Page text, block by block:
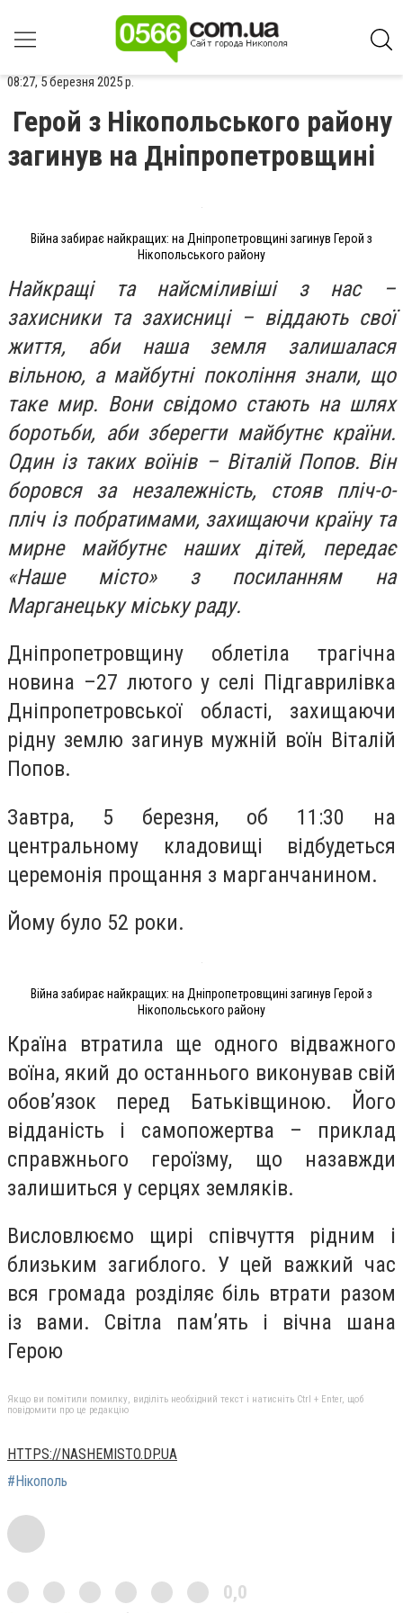
08:27, 5 березня 2025 р.
Герой з Нікопольського району
загинув на Дніпропетровщині
Війна забирає найкращих: на Дніпропетровщині загинув Герой з
Нікопольського району
Найкращі та найсміливіші з нас –
захисники та захисниці – віддають свої
життя, аби наша земля залишалася
вільною, а майбутні покоління знали, що
таке мир. Вони свідомо стають на шлях
боротьби, аби зберегти майбутнє країни.
Один із таких воїнів – Віталій Попов. Він
боровся за незалежність, стояв пліч-о-
пліч із побратимами, захищаючи країну та
мирне майбутнє наших дітей, передає
«Наше місто» з посиланням на
Марганецьку міську раду.
Дніпропетровщину облетіла трагічна
новина –27 лютого у селі Підгаврилівка
Дніпропетровської області, захищаючи
рідну землю загинув мужній воїн Віталій
Попов.
Завтра, 5 березня, об 11:30 на
центральному кладовищі відбудеться
церемонія прощання з марганчанином.
Йому було 52 роки.
Війна забирає найкращих: на Дніпропетровщині загинув Герой з
Нікопольського району
Країна втратила ще одного відважного
воїна, який до останнього виконував свій
обов’язок перед Батьківщиною. Його
відданість і самопожертва – приклад
справжнього героїзму, що назавжди
залишиться у серцях земляків.
Висловлюємо щирі співчуття рідним і
близьким загиблого. У цей важкий час
вся громада розділяє біль втрати разом
із вами. Світла пам’ять і вічна шана
Герою
Якщо ви помітили помилку, виділіть необхідний текст і натисніть Ctrl + Enter, щоб
повідомити про це редакцію
HTTPS://NASHEMISTO.DP.UA
#Нікополь
0,0